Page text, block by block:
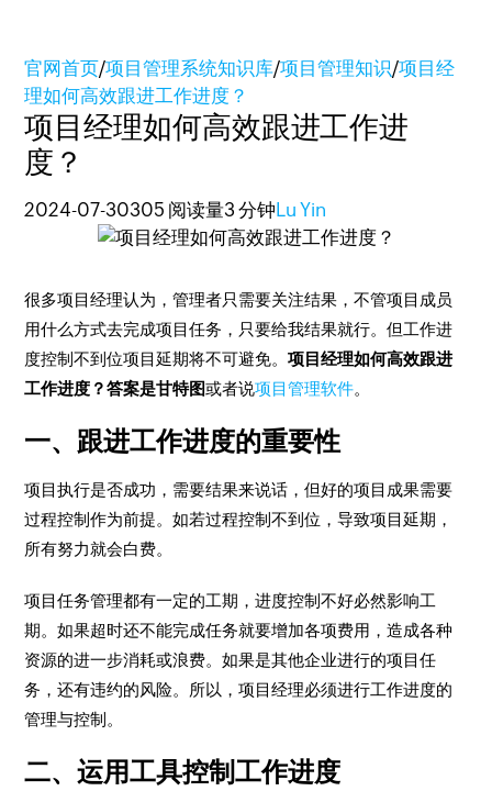
官网首页/项目管理系统知识库/项目管理知识/项目经
理如何高效跟进工作进度？
项目经理如何高效跟进工作进
度？
2024-07-30305 阅读量3 分钟 Lu Yin
很多项目经理认为，管理者只需要关注结果，不管项目成员
用什么方式去完成项目任务，只要给我结果就行。但工作进
度控制不到位项目延期将不可避免。项目经理如何高效跟进
工作进度？答案是甘特图或者说项目管理软件。
一、跟进工作进度的重要性
项目执行是否成功，需要结果来说话，但好的项目成果需要
过程控制作为前提。如若过程控制不到位，导致项目延期，
所有努力就会白费。
项目任务管理都有一定的工期，进度控制不好必然影响工
期。如果超时还不能完成任务就要增加各项费用，造成各种
资源的进一步消耗或浪费。如果是其他企业进行的项目任
务，还有违约的风险。所以，项目经理必须进行工作进度的
管理与控制。
二、运用工具控制工作进度